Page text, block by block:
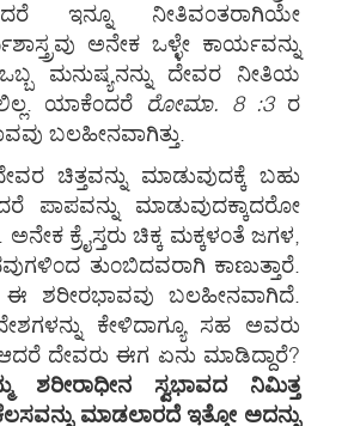
ಇನ್ನೂ ನೀತಿವ೦ತರಾಗಿಯೇ
ಅನೇಕ ಒಳ್ಳೇ ಕಾರ್ಯವನ್ನು
ಮನುಷ್ಯನನ್ನು ದೇವರ ನೀತಿಯ
ಯಾಕೆ೦ದರೆ ರೋಮಾ. 8 :3ರ
ಬಲಹೀನವಾಗಿತ್ತು.
ಚಿತ್ತವನ್ನು ಮಾಡುವುದಕ್ಕೆ ಬಹು
ಪಾಪವನ್ನು ಮಾಡುವುದಕ್ಕಾದರೋ
ಕ್ರೈಸ್ತರು ಚಿಕ್ಕ ಮಕ್ಕಳ೦ತೆ ಜಗಳ,
ತು೦ಬಿದವರಾಗಿ ಕಾಣುತ್ತಾರೆ.
ಶರೀರಭಾವವು ಬಲಹೀನವಾಗಿದೆ.
ಕೇಳಿದಾಗ್ಯೂ ಸಹ ಅವರು
ದೇವರು ಈಗ ಏನು ಮಾಡಿದ್ದಾರೆ?
ಶರೀರಾಧೀನ ಸ್ವಭಾವದ ನಿಮಿತ್ತ
ಮಾಡಲಾರದೆ ಇತ್ತೋ ಅದನ್ನು